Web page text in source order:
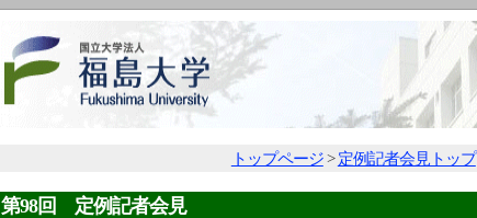
トップページ>定例記者会見トップ
第98回 定例記者会見